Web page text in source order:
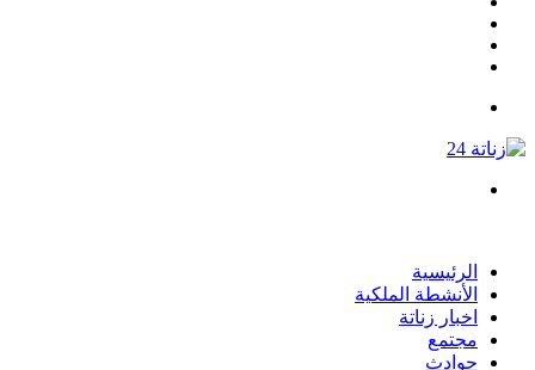
الرئيسية
الأنشطة الملكية
اخبار زناتة
مجتمع
حوادث